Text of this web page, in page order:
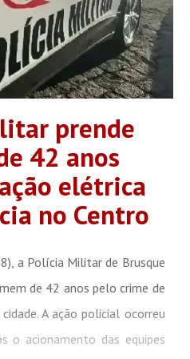
prende
42 anos
elétrica
no Centro
a Polícia Militar de Brusque
de 42 anos pelo crime de
A ação policial ocorreu
o acionamento das equipes